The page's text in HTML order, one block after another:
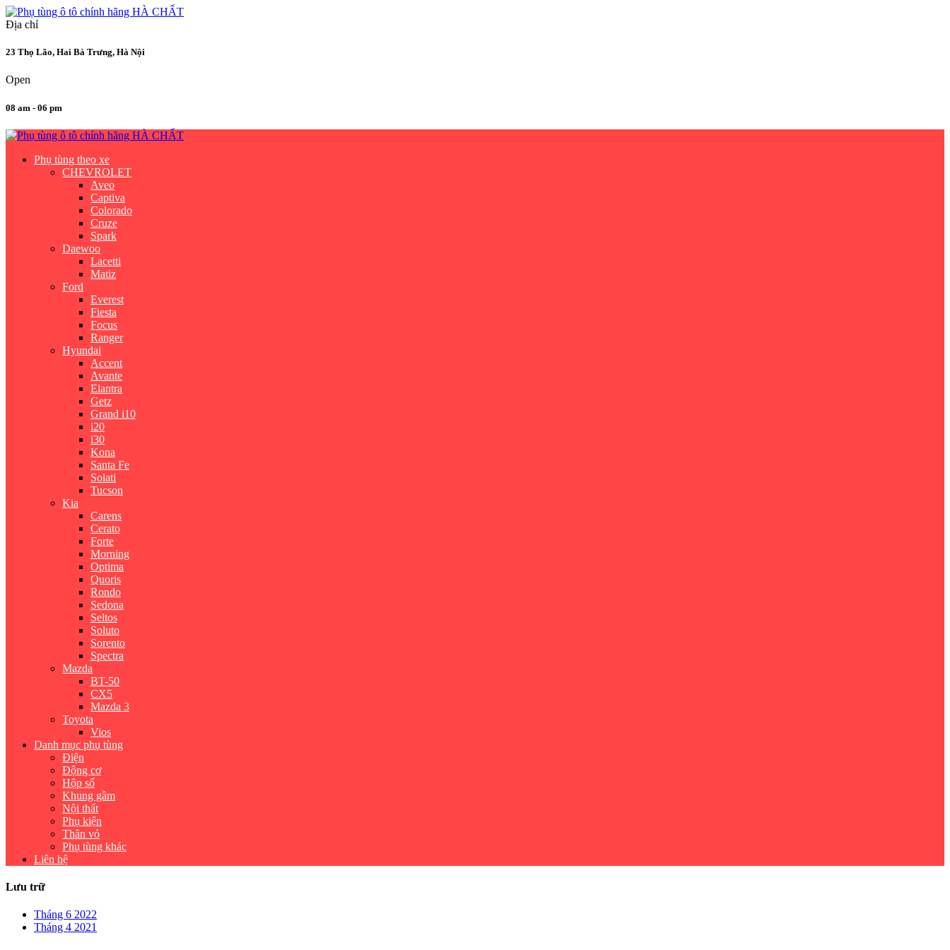
Địa chỉ
23 Thọ Lão, Hai Bà Trưng, Hà Nội
Open
08 am - 06 pm
Phụ tùng theo xe
CHEVROLET
Aveo
Captiva
Colorado
Cruze
Spark
Daewoo
Lacetti
Matiz
Ford
Everest
Fiesta
Focus
Ranger
Hyundai
Accent
Avante
Elantra
Getz
Grand i10
i20
i30
Kona
Santa Fe
Solati
Tucson
Kia
Carens
Cerato
Forte
Morning
Optima
Quoris
Rondo
Sedona
Seltos
Soluto
Sorento
Spectra
Mazda
BT-50
CX5
Mazda 3
Toyota
Vios
Danh mục phụ tùng
Điện
Động cơ
Hộp số
Khung gầm
Nội thất
Phụ kiện
Thân vỏ
Phụ tùng khác
Liên hệ
Lưu trữ
Tháng 6 2022
Tháng 4 2021